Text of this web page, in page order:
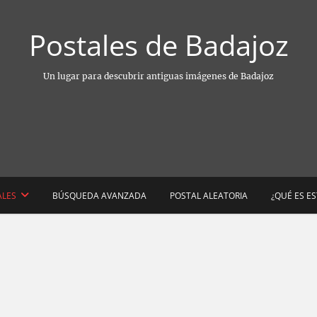
Postales de Badajoz
Un lugar para descubrir antiguas imágenes de Badajoz
BÚSQUEDA AVANZADA POSTAL ALEATORIA ¿QUÉ ES